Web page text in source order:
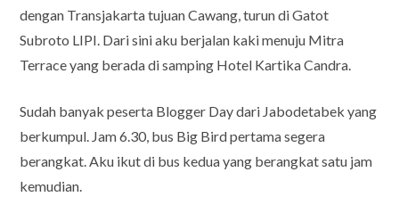
dengan Transjakarta tujuan Cawang, turun di Gatot
Subroto LIPI. Dari sini aku berjalan kaki menuju Mitra
Terrace yang berada di samping Hotel Kartika Candra.
Sudah banyak peserta Blogger Day dari Jabodetabek yang
berkumpul. Jam 6.30, bus Big Bird pertama segera
berangkat. Aku ikut di bus kedua yang berangkat satu jam
kemudian.